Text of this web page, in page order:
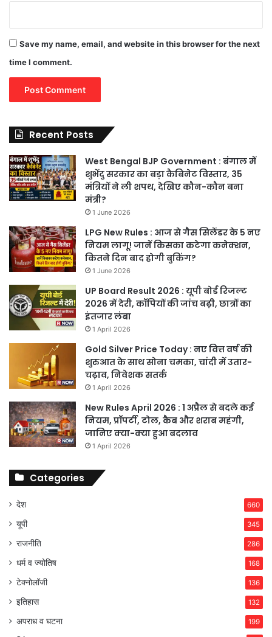
Save my name, email, and website in this browser for the next
time I comment.
Recent Posts
West Bengal BJP Government : बंगाल में
शुभेंदु सरकार का बड़ा कैबिनेट विस्तार, 35
मंत्रियों ने ली शपथ, देखिए कौन-कौन बना
मंत्री?
1 June 2026
LPG New Rules : आज से गैस सिलेंडर के 5 नए
नियम लागू! जानें किसका कटेगा कनेक्शन,
कितने दिन बाद होगी बुकिंग?
1 June 2026
UP Board Result 2026 : यूपी बोर्ड रिजल्ट
2026 में देरी, कॉपियों की जांच बढ़ी, छात्रों का
इंतजार लंबा
1 April 2026
Gold Silver Price Today : नए वित्त वर्ष की
शुरुआत के साथ सोना चमका, चांदी में उतार-
चढ़ाव, निवेशक सतर्क
1 April 2026
New Rules April 2026 : 1 अप्रैल से बदले कई
नियम, प्रॉपर्टी, टोल, कैब और शराब महंगी,
जानिए क्या-क्या हुआ बदलाव
1 April 2026
Categories
देश 660
यूपी 345
राजनीति 286
धर्म व ज्योतिष 168
टेक्नोलॉजी 136
इतिहास 132
अपराध व घटना 199